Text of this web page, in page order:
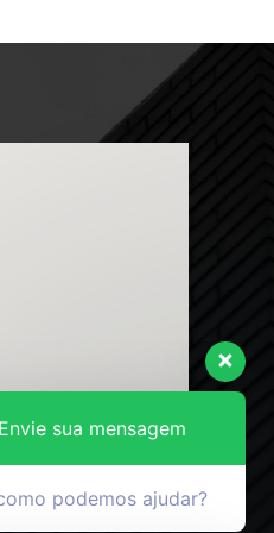
sua mensagem
podemos ajudar?